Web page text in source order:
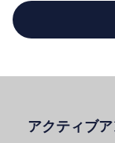
アクティブ